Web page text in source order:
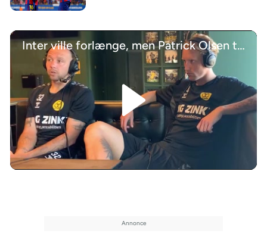
Inter ville forlænge, men Patrick Olsen tøvede og sagde nej
/